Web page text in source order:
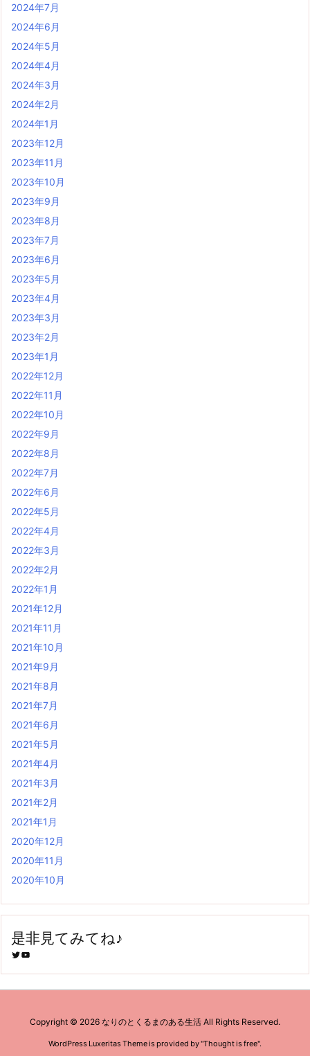
2024年7月
2024年6月
2024年5月
2024年4月
2024年3月
2024年2月
2024年1月
2023年12月
2023年11月
2023年10月
2023年9月
2023年8月
2023年7月
2023年6月
2023年5月
2023年4月
2023年3月
2023年2月
2023年1月
2022年12月
2022年11月
2022年10月
2022年9月
2022年8月
2022年7月
2022年6月
2022年5月
2022年4月
2022年3月
2022年2月
2022年1月
2021年12月
2021年11月
2021年10月
2021年9月
2021年8月
2021年7月
2021年6月
2021年5月
2021年4月
2021年3月
2021年2月
2021年1月
2020年12月
2020年11月
2020年10月
是非見てみてね♪
Twitter YouTube
Copyright © 2026 なりのとくるまのある生活 All Rights Reserved.
WordPress Luxeritas Theme is provided by "Thought is free".